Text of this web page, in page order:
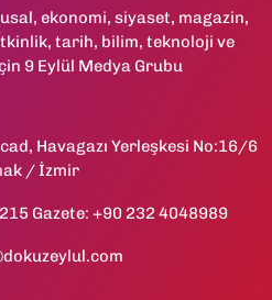
ekonomi, siyaset, magazin,
tarih, bilim, teknoloji ve
9 Eylül Medya Grubu
Havagazı Yerleşkesi No:16/6
/ İzmir
Gazete: +90 232 4048989